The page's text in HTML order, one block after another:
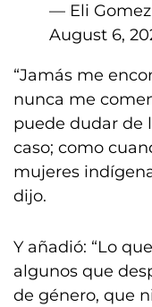
— Eli
August 6,
“Jamás me
nunca me
puede dudar de
caso; como
mujeres
dijo.
Y añadió: “Lo
algunos que
de género, que